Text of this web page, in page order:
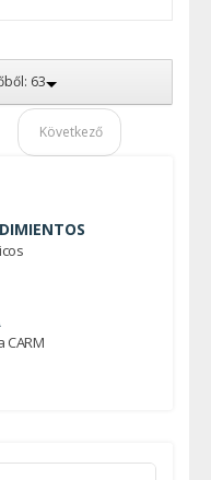
63
Következő
CARM